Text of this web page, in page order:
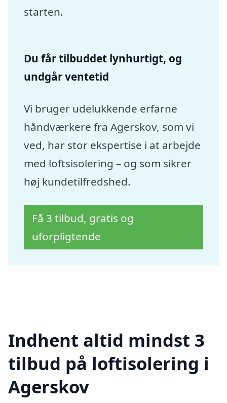
starten.
Du får tilbuddet lynhurtigt, og
undgår ventetid
Vi bruger udelukkende erfarne
håndværkere fra Agerskov, som vi
ved, har stor ekspertise i at arbejde
med loftsisolering – og som sikrer
høj kundetilfredshed.
Få 3 tilbud, gratis og
uforpligtende
Indhent altid mindst 3
tilbud på loftisolering i
Agerskov